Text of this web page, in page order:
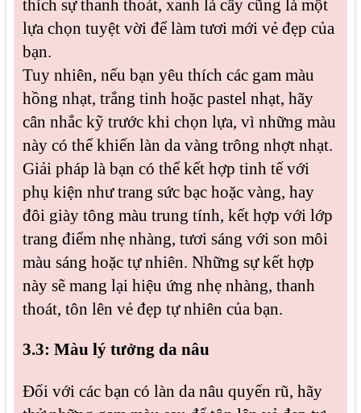
thích sự thanh thoát, xanh lá cây cũng là một
lựa chọn tuyệt vời để làm tươi mới vẻ đẹp của
bạn.
Tuy nhiên, nếu bạn yêu thích các gam màu
hồng nhạt, trắng tinh hoặc pastel nhạt, hãy
cân nhắc kỹ trước khi chọn lựa, vì những màu
này có thể khiến làn da vàng trông nhợt nhạt.
Giải pháp là bạn có thể kết hợp tinh tế với
phụ kiện như trang sức bạc hoặc vàng, hay
đôi giày tông màu trung tính, kết hợp với lớp
trang điểm nhẹ nhàng, tươi sáng với son môi
màu sáng hoặc tự nhiên. Những sự kết hợp
này sẽ mang lại hiệu ứng nhẹ nhàng, thanh
thoát, tôn lên vẻ đẹp tự nhiên của bạn.
3.3: Màu lý tưởng da nâu
Đối với các bạn có làn da nâu quyến rũ, hãy